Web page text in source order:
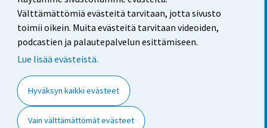
Välttämättömiä evästeitä tarvitaan, jotta sivusto
toimii oikein. Muita evästeitä tarvitaan videoiden,
podcastien ja palautepalvelun esittämiseen.
Lue lisää evästeistä.
Hyväksyn kaikki evästeet
Vain välttämättömät evästeet
Palaute
Käyttöehdot
Saavutettavuus
Tietoa sivustosta
Evästeasetukset